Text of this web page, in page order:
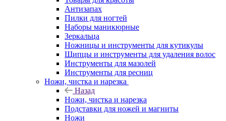
Антизапах
Пилки для ногтей
Наборы маникюрные
Зеркальца
Ножницы и инструменты для кутикулы
Щипцы и инструменты для удаления волос
Инструменты для мазолей
Инструменты для ресниц
Ножи, чистка и нарезка
Назад
Ножи, чистка и нарезка
Подставки для ножей и магниты
Ножи